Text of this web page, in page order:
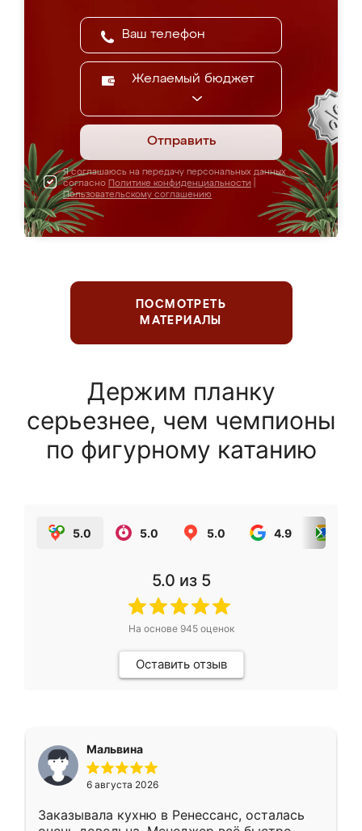
Желаемый бюджет
Отправить
Я соглашаюсь на передачу персональных данных
согласно Политике конфиденциальности
Пользовательскому соглашению
ПОСМОТРЕТЬ
МАТЕРИАЛЫ
Держим планку
серьезнее, чем чемпионы
по фигурному катанию
5.0 5.0 5.0 4.9
5.0 из 5
На основе 945оценок
Оставить отзыв
Мальвина
6 августа 2026
Заказывала кухню в Ренессанс, осталась